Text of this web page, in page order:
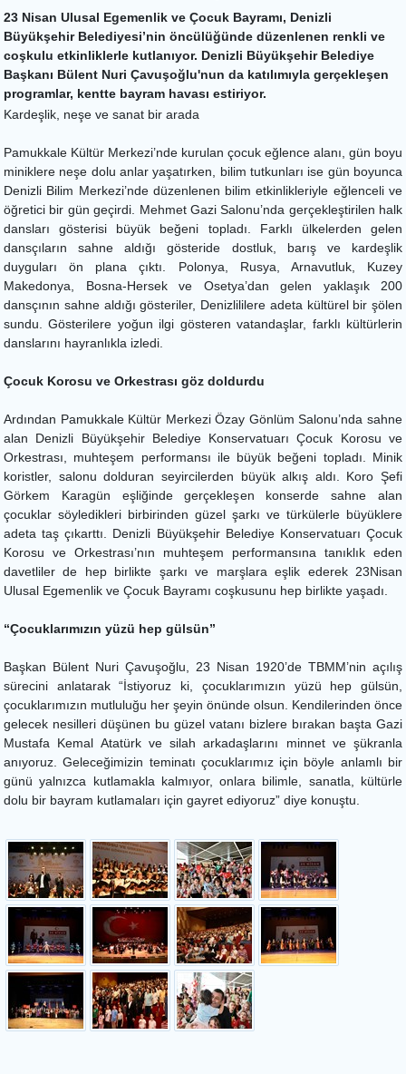
23 Nisan Ulusal Egemenlik ve Çocuk Bayramı, Denizli
Büyükşehir Belediyesi’nin öncülüğünde düzenlenen renkli ve
coşkulu etkinliklerle kutlanıyor. Denizli Büyükşehir Belediye
Başkanı Bülent Nuri Çavuşoğlu'nun da katılımıyla gerçekleşen
programlar, kentte bayram havası estiriyor.
Kardeşlik, neşe ve sanat bir arada
Pamukkale Kültür Merkezi’nde kurulan çocuk eğlence alanı, gün boyu
miniklere neşe dolu anlar yaşatırken, bilim tutkunları ise gün boyunca
Denizli Bilim Merkezi’nde düzenlenen bilim etkinlikleriyle eğlenceli ve
öğretici bir gün geçirdi. Mehmet Gazi Salonu’nda gerçekleştirilen halk
dansları gösterisi büyük beğeni topladı. Farklı ülkelerden gelen
dansçıların sahne aldığı gösteride dostluk, barış ve kardeşlik
duyguları ön plana çıktı. Polonya, Rusya, Arnavutluk, Kuzey
Makedonya, Bosna-Hersek ve Osetya’dan gelen yaklaşık 200
dansçının sahne aldığı gösteriler, Denizlililere adeta kültürel bir şölen
sundu. Gösterilere yoğun ilgi gösteren vatandaşlar, farklı kültürlerin
danslarını hayranlıkla izledi.
Çocuk Korosu ve Orkestrası göz doldurdu
Ardından Pamukkale Kültür Merkezi Özay Gönlüm Salonu’nda sahne
alan Denizli Büyükşehir Belediye Konservatuarı Çocuk Korosu ve
Orkestrası, muhteşem performansı ile büyük beğeni topladı. Minik
koristler, salonu dolduran seyircilerden büyük alkış aldı. Koro Şefi
Görkem Karagün eşliğinde gerçekleşen konserde sahne alan
çocuklar söyledikleri birbirinden güzel şarkı ve türkülerle büyüklere
adeta taş çıkarttı. Denizli Büyükşehir Belediye Konservatuarı Çocuk
Korosu ve Orkestrası’nın muhteşem performansına tanıklık eden
davetliler de hep birlikte şarkı ve marşlara eşlik ederek 23Nisan
Ulusal Egemenlik ve Çocuk Bayramı coşkusunu hep birlikte yaşadı.
“Çocuklarımızın yüzü hep gülsün”
Başkan Bülent Nuri Çavuşoğlu, 23 Nisan 1920’de TBMM’nin açılış
sürecini anlatarak “İstiyoruz ki, çocuklarımızın yüzü hep gülsün,
çocuklarımızın mutluluğu her şeyin önünde olsun. Kendilerinden önce
gelecek nesilleri düşünen bu güzel vatanı bizlere bırakan başta Gazi
Mustafa Kemal Atatürk ve silah arkadaşlarını minnet ve şükranla
anıyoruz. Geleceğimizin teminatı çocuklarımız için böyle anlamlı bir
günü yalnızca kutlamakla kalmıyor, onlara bilimle, sanatla, kültürle
dolu bir bayram kutlamaları için gayret ediyoruz” diye konuştu.